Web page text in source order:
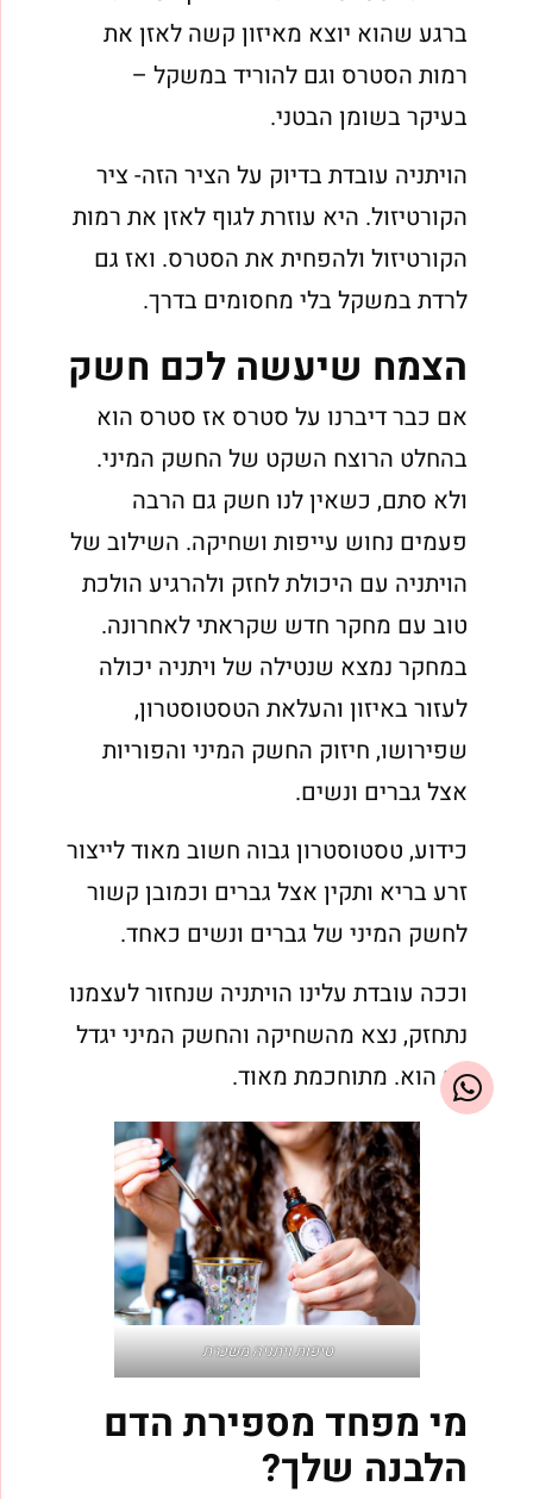
ברגע שהוא יוצא מאיזון קשה לאזן את
רמות הסטרס וגם להוריד במשקל –
בעיקר בשומן הבטני.
הויתניה עובדת בדיוק על הציר הזה- ציר
הקורטיזול. היא עוזרת לגוף לאזן את רמות
הקורטיזול ולהפחית את הסטרס. ואז גם
לרדת במשקל בלי מחסומים בדרך.
הצמח שיעשה לכם חשק
אם כבר דיברנו על סטרס אז סטרס הוא
בהחלט הרוצח השקט של החשק המיני.
ולא סתם, כשאין לנו חשק גם הרבה
פעמים נחוש עייפות ושחיקה. השילוב של
הויתניה עם היכולת לחזק ולהרגיע הולכת
טוב עם מחקר חדש שקראתי לאחרונה.
במחקר נמצא שנטילה של ויתניה יכולה
לעזור באיזון והעלאת הטסטוסטרון,
שפירושו, חיזוק החשק המיני והפוריות
אצל גברים ונשים.
כידוע, טסטוסטרון גבוה חשוב מאוד לייצור
זרע בריא ותקין אצל גברים וכמובן קשור
לחשק המיני של גברים ונשים כאחד.
וככה עובדת עלינו הויתניה שנחזור לעצמנו
נתחזק, נצא מהשחיקה והחשק המיני יגדל
גם הוא. מתוחכמת מאוד.
טיפות ויתניה משכרת
מי מפחד מספירת הדם
הלבנה שלך?